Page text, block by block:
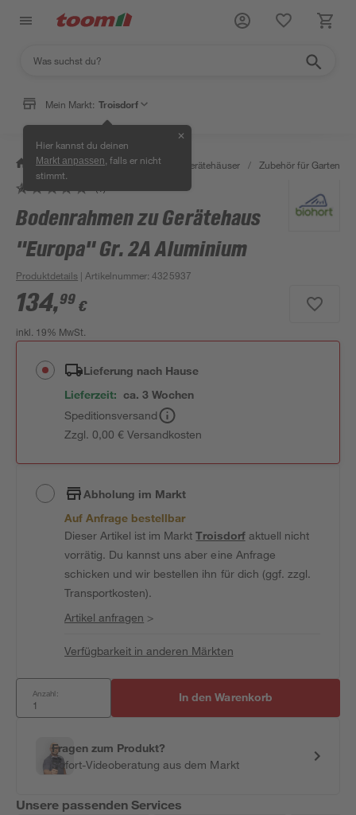
Mein Markt: Troisdorf
Hier kannst du deinen
Markt anpassen , falls er nicht
stimmt.
✕
/ Garten & Freizeit / Garten- & Gerätehäuser /
Zubehör für
Bodenrahmen zu Gerätehaus
"Europa" Gr. 2A Aluminium
Produktdetails | Artikelnummer:4325937
134,99 €
inkl. 19% MwSt.
Lieferung nach Hause
Lieferzeit: ca. 3 Wochen
Speditionsversand
Zzgl. 0,00 € Versandkosten
Abholung im Markt
Auf Anfrage bestellbar
Dieser Artikel ist im MarktTroisdorfaktuell nicht
vorrätig. Du kannst uns aber eine Anfrage
schicken und wir bestellen ihn für dich (ggf. zzgl.
Transportkosten).
Artikel anfragen >
Verfügbarkeit in anderen Märkten
Anzahl: In den Warenkorb
Fragen zum Produkt?
Sofort-Videoberatung aus dem Markt
Unsere passenden Services